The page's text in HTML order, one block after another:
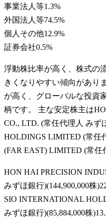
事業法人等1.3%
外国法人等74.5%
個人その他12.9%
証券会社0.5%
浮動株比率が高く、株式の
きくなりやすい傾向があり
が高く、グローバルな投資
柄です。 主な安定株主は
CO., LTD. (常任代理人 みず
HOLDINGS LIMITED (常任
(FAR EAST) LIMITED (常任
HON HAI PRECISION
みずほ銀行)(144,900,000株)
SIO INTERNATIONAL
みずほ銀行)(85,884,000株)